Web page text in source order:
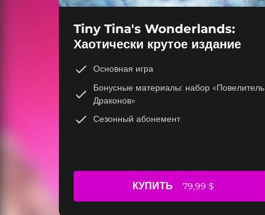
Tiny Tina's Wonderlands:
Хаотически крутое издание
Основная игра
Бонусные материалы: набор «Повелитель
Драконов»
Сезонный абонемент
КУПИТЬ 79,99 $